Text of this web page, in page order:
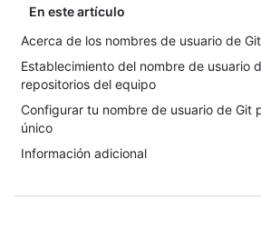
En este artículo
Acerca de los nombres de usuario de Git
Establecimiento del nombre de usuario
repositorios del equipo
Configurar tu nombre de usuario de Git
único
Información adicional